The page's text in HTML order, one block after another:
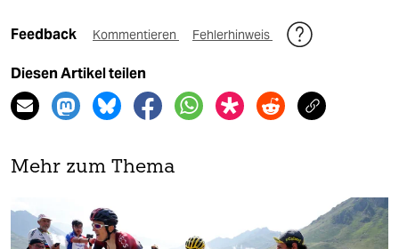
Feedback Kommentieren Fehlerhinweis
Diesen Artikel teilen
Mehr zum Thema